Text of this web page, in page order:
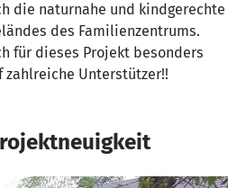
die naturnahe und kindgerechte
des Familienzentrums.
für dieses Projekt besonders
zahlreiche Unterstützer!!